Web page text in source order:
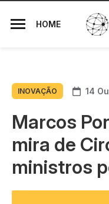
HOME
INOVAÇÃO 14
Marcos
mira de
ministros